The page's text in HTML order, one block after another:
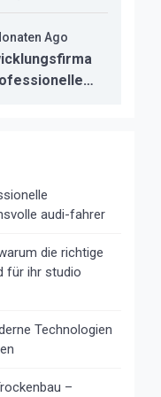
Ago
audi-fahrer
die richtige
für ihr studio
Technologien
–